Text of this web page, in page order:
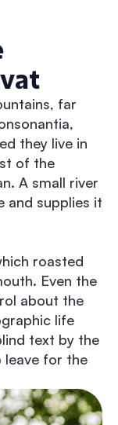
far
they live in
of the
A small river
and supplies it
roasted
Even the
about the
life
text by the
leave for the